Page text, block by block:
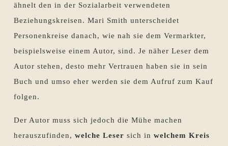
ähnelt den in der Sozialarbeit verwendeten
Beziehungskreisen. Mari Smith unterscheidet
Personenkreise danach, wie nah sie dem Vermarkter,
beispielsweise einem Autor, sind. Je näher Leser dem
Autor stehen, desto mehr Vertrauen haben sie in sein
Buch und umso eher werden sie dem Aufruf zum Kauf
folgen.
Der Autor muss sich jedoch die Mühe machen
herauszufinden, welche Leser sich in welchem Kreis